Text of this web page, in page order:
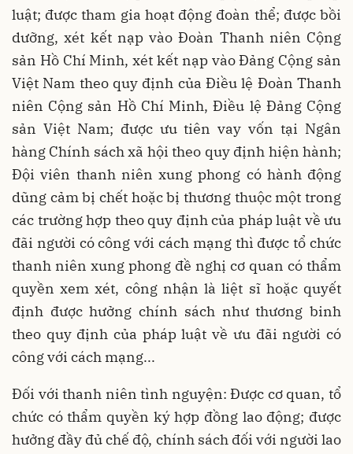
luật; được tham gia hoạt động đoàn thể; được bồi
dưỡng, xét kết nạp vào Đoàn Thanh niên Cộng
sản Hồ Chí Minh, xét kết nạp vào Đảng Cộng sản
Việt Nam theo quy định của Điều lệ Đoàn Thanh
niên Cộng sản Hồ Chí Minh, Điều lệ Đảng Cộng
sản Việt Nam; được ưu tiên vay vốn tại Ngân
hàng Chính sách xã hội theo quy định hiện hành;
Đội viên thanh niên xung phong có hành động
dũng cảm bị chết hoặc bị thương thuộc một trong
các trường hợp theo quy định của pháp luật về ưu
đãi người có công với cách mạng thì được tổ chức
thanh niên xung phong đề nghị cơ quan có thẩm
quyền xem xét, công nhận là liệt sĩ hoặc quyết
định được hưởng chính sách như thương binh
theo quy định của pháp luật về ưu đãi người có
công với cách mạng...
Đối với thanh niên tình nguyện: Được cơ quan, tổ
chức có thẩm quyền ký hợp đồng lao động; được
hưởng đầy đủ chế độ, chính sách đối với người lao